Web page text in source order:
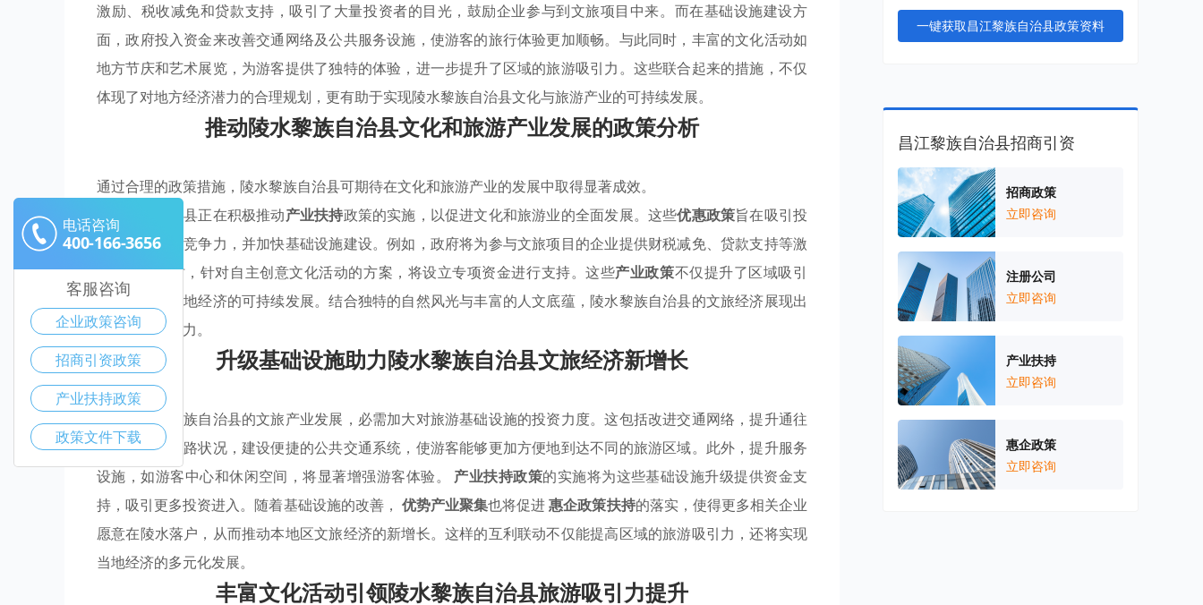
激励、税收减免和贷款支持，吸引了大量投资者的目光，鼓励企业参与到文旅项目中来。而在基础设施建设方
面，政府投入资金来改善交通网络及公共服务设施，使游客的旅行体验更加顺畅。与此同时，丰富的文化活动如
地方节庆和艺术展览，为游客提供了独特的体验，进一步提升了区域的旅游吸引力。这些联合起来的措施，不仅
体现了对地方经济潜力的合理规划，更有助于实现陵水黎族自治县文化与旅游产业的可持续发展。
推动陵水黎族自治县文化和旅游产业发展的政策分析
通过合理的政策措施，陵水黎族自治县可期待在文化和旅游产业的发展中取得显著成效。
陵水黎族自治县正在积极推动产业扶持政策的实施，以促进文化和旅游业的全面发展。这些优惠政策旨在吸引投
资、增强行业竞争力，并加快基础设施建设。例如，政府将为参与文旅项目的企业提供财税减免、贷款支持等激
励措施。同时，针对自主创意文化活动的方案，将设立专项资金进行支持。这些产业政策不仅提升了区域吸引
力，也助力当地经济的可持续发展。结合独特的自然风光与丰富的人文底蕴，陵水黎族自治县的文旅经济展现出
巨大的成长潜力。
升级基础设施助力陵水黎族自治县文旅经济新增长
为推动陵水黎族自治县的文旅产业发展，必需加大对旅游基础设施的投资力度。这包括改进交通网络，提升通往
主要景点的道路状况，建设便捷的公共交通系统，使游客能够更加方便地到达不同的旅游区域。此外，提升服务
设施，如游客中心和休闲空间，将显著增强游客体验。 产业扶持政策的实施将为这些基础设施升级提供资金支
持，吸引更多投资进入。随着基础设施的改善， 优势产业聚集也将促进惠企政策扶持的落实，使得更多相关企业
愿意在陵水落户，从而推动本地区文旅经济的新增长。这样的互利联动不仅能提高区域的旅游吸引力，还将实现
当地经济的多元化发展。
丰富文化活动引领陵水黎族自治县旅游吸引力提升
一键获取昌江黎族自治县政策资料
昌江黎族自治县招商引资
招商政策
立即咨询
注册公司
立即咨询
产业扶持
立即咨询
惠企政策
立即咨询
电话咨询
400-166-3656
客服咨询
企业政策咨询
招商引资政策
产业扶持政策
政策文件下载